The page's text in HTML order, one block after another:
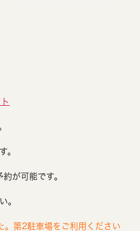
。
が可能です。
。
第2駐車場をご利用ください